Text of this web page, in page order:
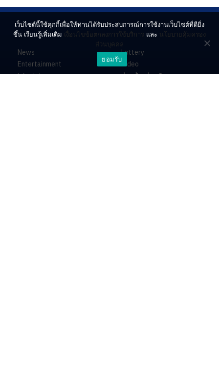
News
Entertainment
Lifestyle
Lottery
Video
ร่วมด้วยช่วยกัน
เว็บไซต์นี้ใช้คุกกี้เพื่อให้ท่านได้รับประสบการณ์การใช้งานเว็บไซต์ที่ดียิ่ง
ขึ้น เรียนรู้เพิ่มเติม เงื่อนไขข้อตกลงการใช้บริการ และ นโยบายคุ้มครอง
ส่วนบุคคล
ยอมรับ